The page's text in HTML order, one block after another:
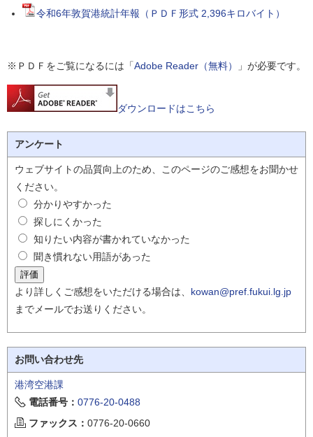
令和6年敦賀港統計年報（ＰＤＦ形式 2,396キロバイト）
※ＰＤＦをご覧になるには「Adobe Reader（無料） 」が必要です。
ダウンロードはこちら
アンケート
ウェブサイトの品質向上のため、このページのご感想をお聞かせ
ください。
分かりやすかった
探しにくかった
知りたい内容が書かれていなかった
聞き慣れない用語があった
より詳しくご感想をいただける場合は、 kowan@pref.fukui.lg.jp
までメールでお送りください。
お問い合わせ先
港湾空港課
電話番号： 0776-20-0488
ファックス： 0776-20-0660